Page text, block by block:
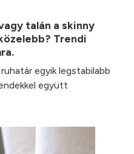
talán a skinny
Trendi
egyik legstabilabb
együtt